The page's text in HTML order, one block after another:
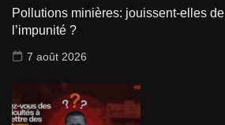
Pollutions minières: jouissent-elles de
l’impunité ?
7 août 2026